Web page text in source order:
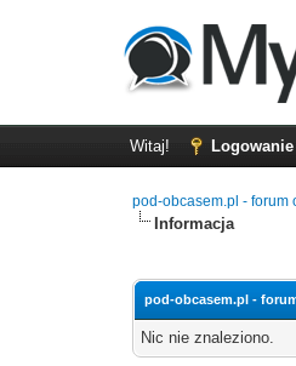
Witaj! Logowanie
pod-obcasem.pl - forum
Informacja
pod-obcasem.pl -
Nic nie znaleziono.